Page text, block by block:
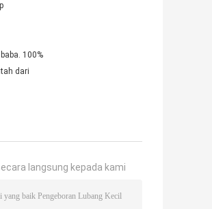
100%
dari
langsung kepada kami